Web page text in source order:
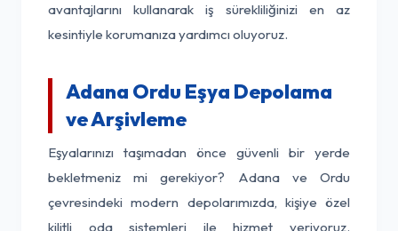
avantajlarını kullanarak iş sürekliliğinizi en az
kesintiyle korumanıza yardımcı oluyoruz.
Adana Ordu Eşya Depolama
ve Arşivleme
Eşyalarınızı taşımadan önce güvenli bir yerde
bekletmeniz mi gerekiyor? Adana ve Ordu
çevresindeki modern depolarımızda, kişiye özel
kilitli oda sistemleri ile hizmet veriyoruz.